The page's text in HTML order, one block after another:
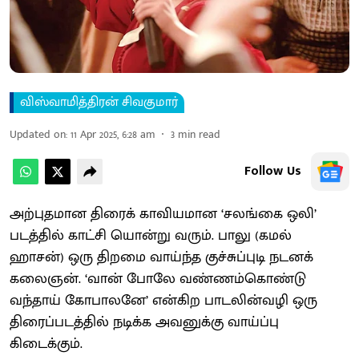
விஸ்வாமித்திரன் சிவகுமார்
Updated on:11 Apr 2025, 6:28 am 3 min read
Follow Us
அற்புதமான திரைக் காவியமான ‘சலங்கை ஒலி’
படத்தில் காட்சி யொன்று வரும். பாலு (கமல்
ஹாசன்) ஒரு திறமை வாய்ந்த குச்சுப்புடி நடனக்
கலைஞன். ‘வான் போலே வண்ணம்கொண்டு
வந்தாய் கோபாலனே’ என்கிற பாடலின்வழி ஒரு
திரைப்படத்தில் நடிக்க அவனுக்கு வாய்ப்பு
கிடைக்கும்.